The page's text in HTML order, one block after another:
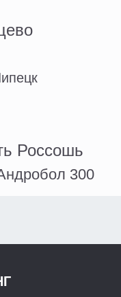
Россошь
300